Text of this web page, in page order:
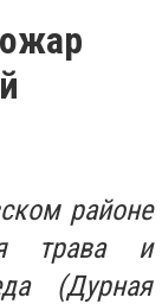
районе
трава и
(Дурная